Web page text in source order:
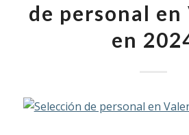
de personal en
en